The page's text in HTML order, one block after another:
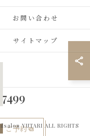
ご予約
お問い合わせ
サイトマップ
YUTARI ALL RIGHTS